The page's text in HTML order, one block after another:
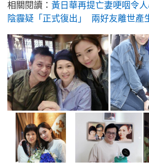
相關閱讀： 黃日華再提亡妻哽咽令
陰霾疑「正式復出」 兩好友離世產